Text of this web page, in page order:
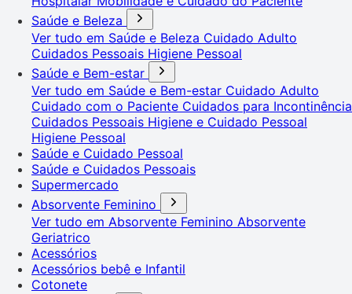
Saúde e Beleza
Ver tudo em Saúde e Beleza Cuidado Adulto
Cuidados Pessoais Higiene Pessoal
Saúde e Bem-estar
Ver tudo em Saúde e Bem-estar Cuidado Adulto
Cuidado com o Paciente Cuidados para Incontinência
Cuidados Pessoais Higiene e Cuidado Pessoal
Higiene Pessoal
Saúde e Cuidado Pessoal
Saúde e Cuidados Pessoais
Supermercado
Absorvente Feminino
Ver tudo em Absorvente Feminino Absorvente
Geriatrico
Acessórios
Acessórios bebê e Infantil
Cotonete